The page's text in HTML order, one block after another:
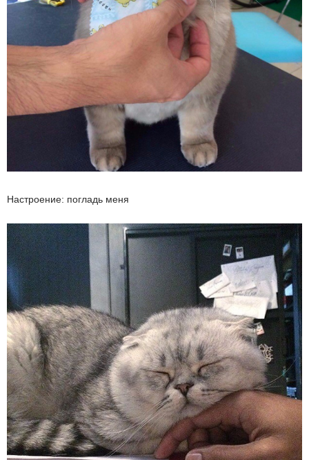
Настроение: погладь меня